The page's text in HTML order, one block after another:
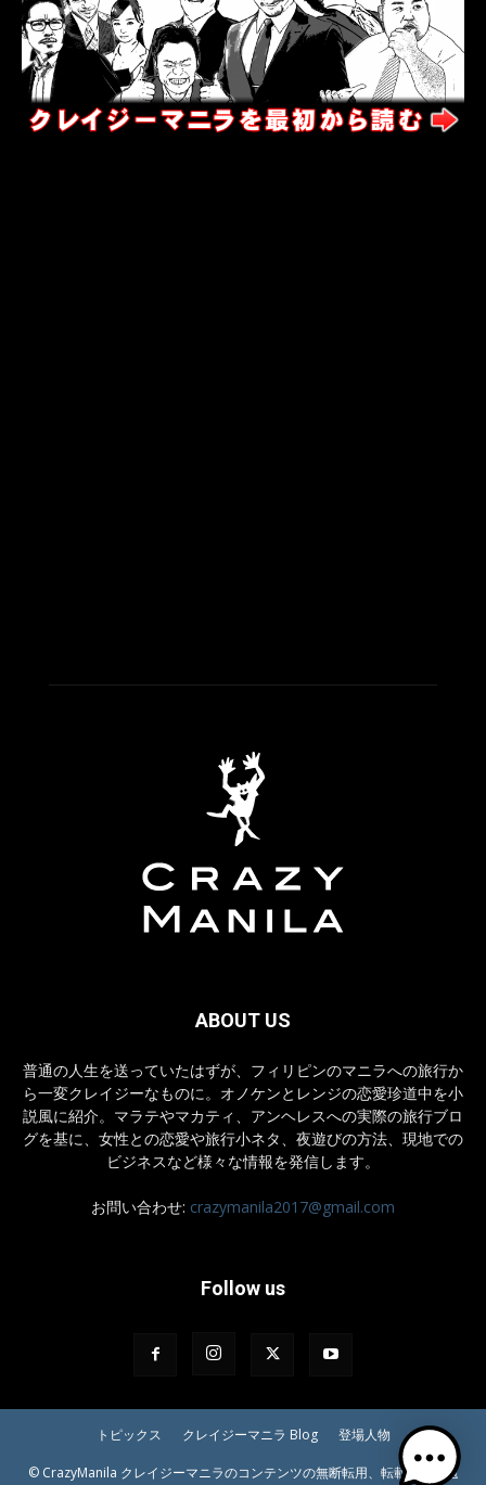
ABOUT US
普通の人生を送っていたはずが、フィリピンのマニラへの旅行か
ら一変クレイジーなものに。オノケンとレンジの恋愛珍道中を小
説風に紹介。マラテやマカティ、アンヘレスへの実際の旅行ブロ
グを基に、女性との恋愛や旅行小ネタ、夜遊びの方法、現地での
ビジネスなど様々な情報を発信します。
お問い合わせ: crazymanila2017@gmail.com
Follow us
トピックス クレイジーマニラ Blog 登場人物
© CrazyManila クレイジーマニラのコンテンツの無断転用、転載等はご遠